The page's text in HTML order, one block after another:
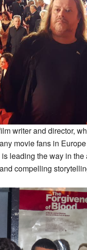
writer and director,
movie fans in
leading the way in
compelling